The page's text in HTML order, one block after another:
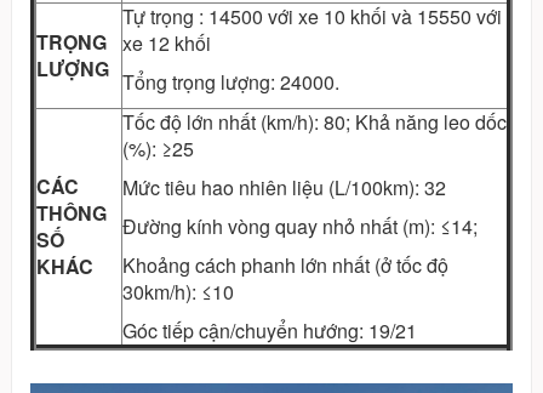
TRỌNG
LƯỢNG
Tự trọng : 14500 với xe 10 khối và 15550 với
xe 12 khối
Tổng trọng lượng: 24000.
CÁC
THÔNG
SỐ
KHÁC
Tốc độ lớn nhất (km/h): 80; Khả năng leo dốc
(%): ≥25
Mức tiêu hao nhiên liệu (L/100km): 32
Đường kính vòng quay nhỏ nhất (m): ≤14;
Khoảng cách phanh lớn nhất (ở tốc độ
30km/h): ≤10
Góc tiếp cận/chuyển hướng: 19/21